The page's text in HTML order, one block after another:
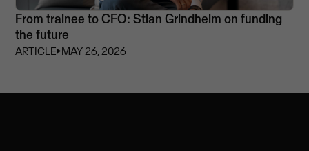
From trainee to CFO: Stian Grindheim on funding
the future
ARTICLE⏵MAY 26, 2026